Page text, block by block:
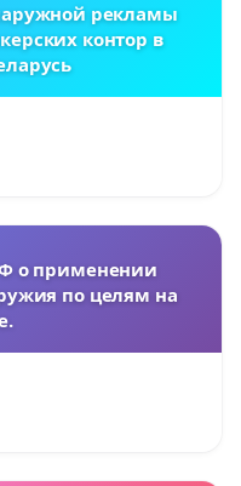
рекламы
контор в
о применении
по целям на